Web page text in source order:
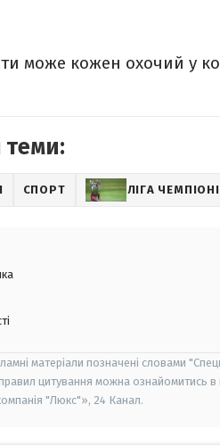
може кожен охочий у
теми:
СПОРТ ЛІГА
матеріали позначені словами
цитування можна ознайомитись в
"Люкс"», 24 Канал.